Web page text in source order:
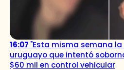
16:07 "Esta misma semana la
uruguayo que intentó
$60 mil en control vehicular